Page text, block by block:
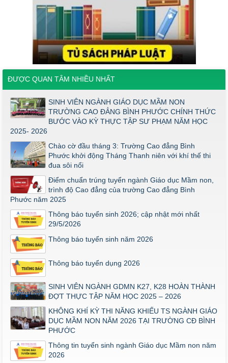
ĐIỂM TỐT NGHIỆP KHỐI Y - DƯỢC NĂM 2026
Thông báo về việc tổ chức thi năng khiếu ngành Giáo dục
Thông báo về việc tuyển sinh đợt 2 năm 2026
Thông báo ngưỡng bảo đảm chất lượng đầu vào (điểm sàn)
đối với ngành Giáo dục Mầm non trình độ cao đẳng năm 2026
Điểm thi năng khiếu ngành Giáo dục Mầm Non đợt 1 2026
Thông báo về việc triển khai một số văn bản mới
THÔNG BÁO VỀ VIỆC PHÚC KHẢO ĐIỂM THI TỐT NGHIỆP
KHỐI Y DƯỢC NĂM 2026
ĐIỂM TỐT NGHIỆP KHỐI Y - DƯỢC NĂM 2026
Thông báo về việc tổ chức thi năng khiếu ngành Giáo dục
Mầm non năm 2026
ĐƯỢC QUAN TÂM NHIỀU NHẤT
SINH VIÊN NGÀNH GIÁO DỤC MẦM NON
TRƯỜNG CAO ĐẲNG BÌNH PHƯỚC CHÍNH THỨC
BƯỚC VÀO KỲ THỰC TẬP SƯ PHẠM NĂM HỌC
2025- 2026
Chào cờ đầu tháng 3: Trường Cao đẳng Bình
Phước khởi động Tháng Thanh niên với khí thế thi
đua sôi nổi
Điểm chuẩn trúng tuyển ngành Giáo dục Mầm non,
trình độ Cao đẳng của trường Cao đẳng Bình
Phước năm 2025
Thông báo tuyển sinh 2026; cập nhật mới nhất
29/5/2026
Thông báo tuyển sinh năm 2026
Thông báo tuyển dụng 2026
SINH VIÊN NGÀNH GDMN K27, K28 HOÀN THÀNH
ĐỢT THỰC TẬP NĂM HỌC 2025 – 2026
KHÔNG KHÍ KỲ THI NĂNG KHIẾU TS NGÀNH GIÁO
DỤC MẦM NON NĂM 2026 TẠI TRƯỜNG CĐ BÌNH
PHƯỚC
Thông tin tuyển sinh ngành Giáo dục Mầm non năm
2026